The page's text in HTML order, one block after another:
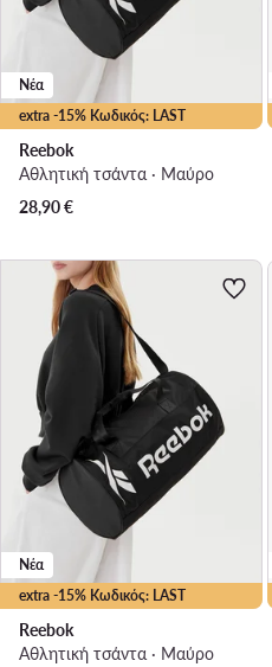
extra -15% Κωδικός: LAST
Νέα
Reebok
Αθλητική τσάντα · Μαύρο
28,90€
extra -15% Κωδικός: LAST
Νέα
Reebok
Αθλητική τσάντα · Μαύρο